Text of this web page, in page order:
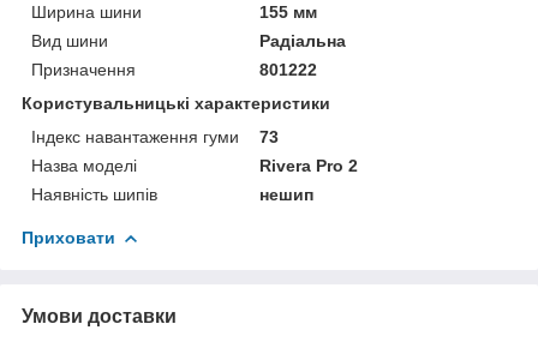
Ширина шини
155 мм
Вид шини
Радіальна
Призначення
801222
Користувальницькі характеристики
Індекс навантаження гуми
73
Назва моделі
Rivera Pro 2
Наявність шипів
нешип
Приховати
Умови доставки